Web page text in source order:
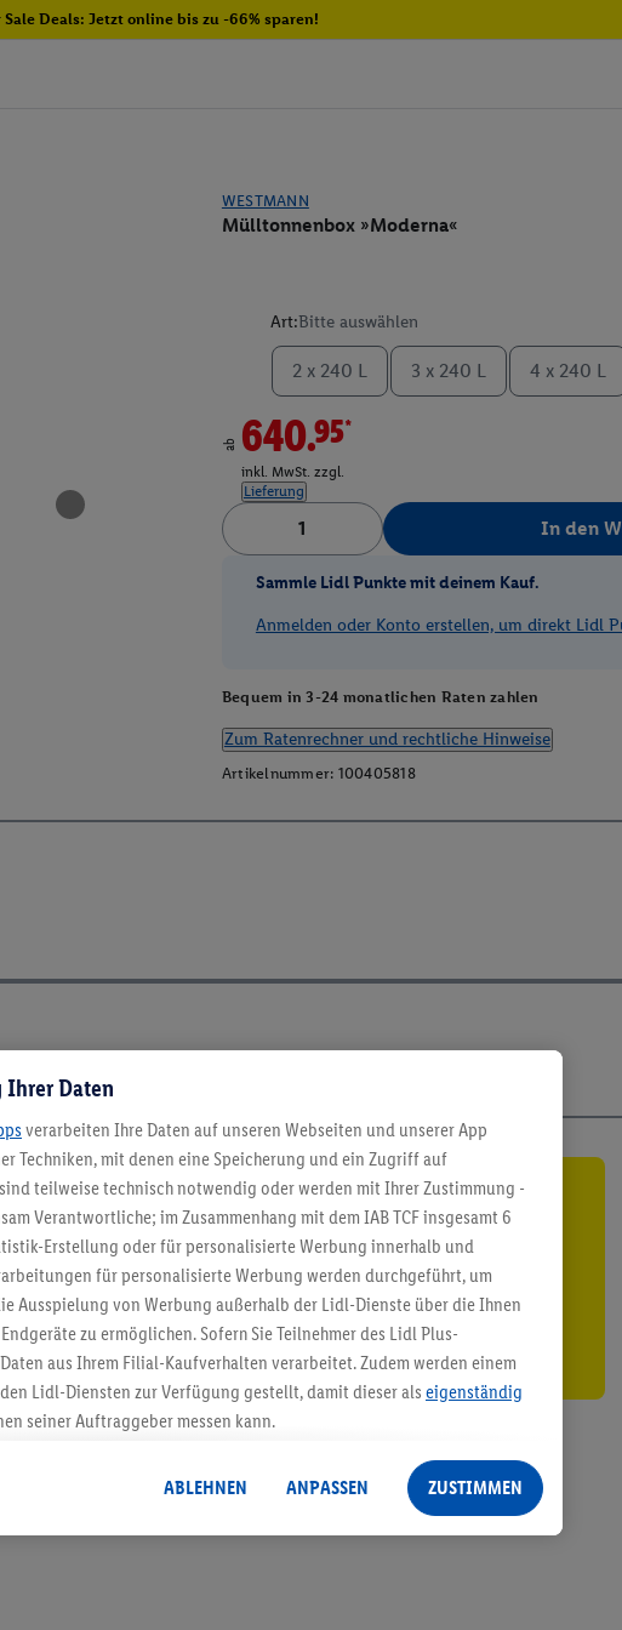
Sale Deals: Jetzt online bis zu -66% sparen!
WESTMANN
Mülltonnenbox »Moderna«
Art:Bitte auswählen
2 x 240 L 3 x 240 L 4 x 240 L
ab 640.95*
inkl. MwSt. zzgl.
Lieferung
In den
Sammle Lidl Punkte mit deinem Kauf.
Anmelden oder Konto erstellen, um direkt Lidl
Bequem in 3-24 monatlichen Raten zahlen
Zum Ratenrechner und rechtliche Hinweise
Artikelnummer: 100405818
5.95 € Versand sparen³²ᵃ
Jetzt zum Newsletter anmelden
Gutschein sichern!
Ihrer Daten
verarbeiten Ihre Daten auf unseren Webseiten und unserer App
Techniken, mit denen eine Speicherung und ein Zugriff auf
teilweise technisch notwendig oder werden mit Ihrer Zustimmung -
Verantwortliche; im Zusammenhang mit dem IAB TCF insgesamt 6
Erstellung oder für personalisierte Werbung innerhalb und
für personalisierte Werbung werden durchgeführt, um
Ausspielung von Werbung außerhalb der Lidl-Dienste über die Ihnen
zu ermöglichen. Sofern Sie Teilnehmer des Lidl Plus-
aus Ihrem Filial-Kaufverhalten verarbeitet. Zudem werden einem
Lidl-Diensten zur Verfügung gestellt, damit dieser als eigenständig
seiner Auftraggeber messen kann.
von Daten (z.B. über Ihre Nutzung der Lidl-Dienste, Ihr
aus Ihrem Kundenkonto - z.B. Alter oder Geschlecht - sowie Ihre
Endgeräte und Lidl-Dienste hinweg einschließlich dem Speichern von
ABLEHNEN ANPASSEN ZUSTIMMEN